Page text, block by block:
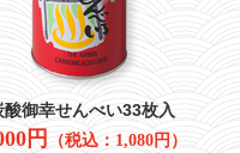
酸御幸せんべい33枚入
円 （税込：1,080円）